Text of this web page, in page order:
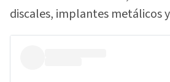
discales, implantes metálicos